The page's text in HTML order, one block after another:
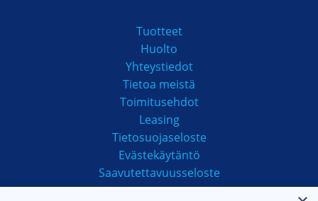
Tuotteet
Huolto
Yhteystiedot
Tietoa meistä
Toimitusehdot
Leasing
Tietosuojaseloste
Evästekäytäntö
Saavutettavuusseloste